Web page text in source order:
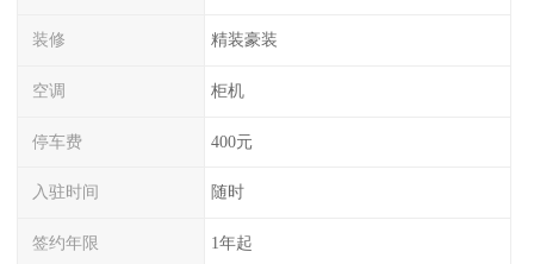
装修 精装豪装
空调 柜机
停车费 400元
入驻时间 随时
签约年限 1年起